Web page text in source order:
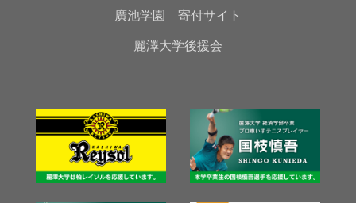
廣池学園 寄付サイト
麗澤大学後援会